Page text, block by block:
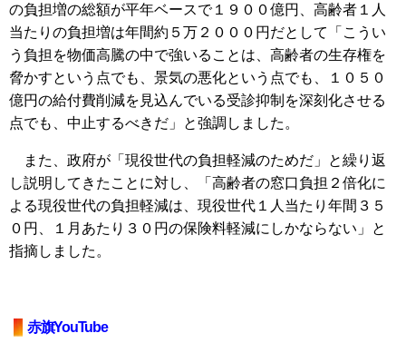
の負担増の総額が平年ベースで１９００億円、高齢者１人
当たりの負担増は年間約５万２０００円だとして「こうい
う負担を物価高騰の中で強いることは、高齢者の生存権を
脅かすという点でも、景気の悪化という点でも、１０５０
億円の給付費削減を見込んでいる受診抑制を深刻化させる
点でも、中止するべきだ」と強調しました。
また、政府が「現役世代の負担軽減のためだ」と繰り返
し説明してきたことに対し、「高齢者の窓口負担２倍化に
よる現役世代の負担軽減は、現役世代１人当たり年間３５
０円、１月あたり３０円の保険料軽減にしかならない」と
指摘しました。
赤旗YouTube